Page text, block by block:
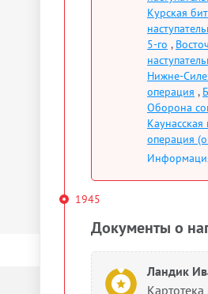
Курская
5-го ,
Нижне-
операция ,
Оборона
Каунасская
операция
1945
Документы о
Ландик